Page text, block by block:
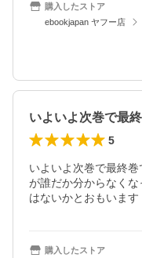
購入したストア
ebookjapan ヤフー店
5
いよいよ次巻で最終
が誰だか分からなく
はないかとおもいます
購入したストア